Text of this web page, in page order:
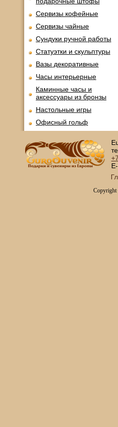
Сервизы кофейные
Сервизы чайные
Сундуки ручной работы
Статуэтки и скульптуры
Вазы декоративные
Часы интерьерные
Каминные часы и
аксессуары из бронзы
Настольные игры
Офисный гольф
Нарды
Фарфоровые куклы